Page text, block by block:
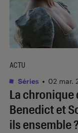
La chronique
Benedict et
ils ensemble
ACTU
Séries • 02 mar.